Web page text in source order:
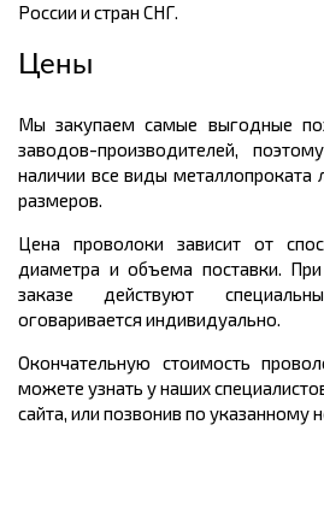
России и стран СНГ.
Цены
Мы закупаем самые выгодные
заводов-производителей,
наличии все виды
размеров.
Цена проволоки зависит от
диаметра и объема поставки.
заказе действуют
оговаривается индивидуально.
Окончательную стоимость
можете узнать у наших
сайта, или позвонив по указанному